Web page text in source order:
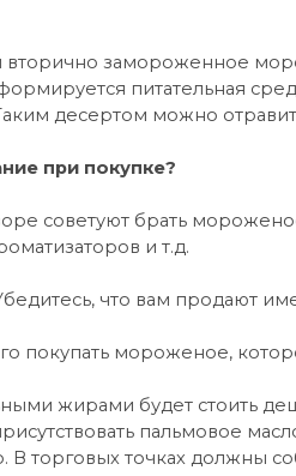
вторично замороженное
питательная
десертом можно
при покупке?
советуют брать
и т.д.
что вам продают
покупать мороженое,
жирами будет стоить
пальмовое
В торговых точках должны